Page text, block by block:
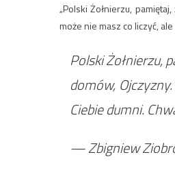
„Polski Żołnierzu,
może nie masz co liczyć,
Polski Żołnierzu,
domów,
Ciebie dumni.
— Zbigniew